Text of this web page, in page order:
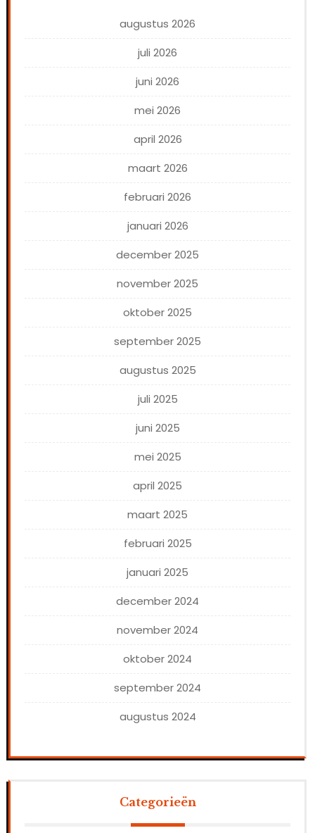
augustus 2026
juli 2026
juni 2026
mei 2026
april 2026
maart 2026
februari 2026
januari 2026
december 2025
november 2025
oktober 2025
september 2025
augustus 2025
juli 2025
juni 2025
mei 2025
april 2025
maart 2025
februari 2025
januari 2025
december 2024
november 2024
oktober 2024
september 2024
augustus 2024
Categorieën